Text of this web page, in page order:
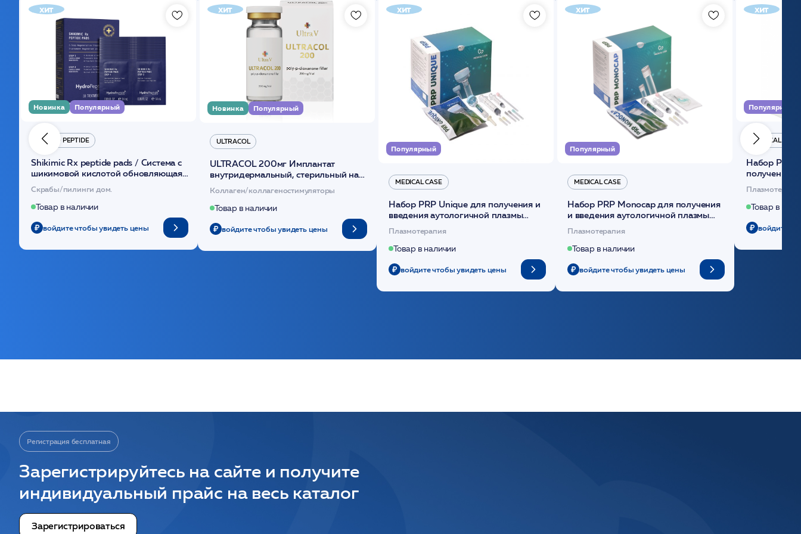
хит
Новинка Популярный
HYDRO PEPTIDE
Shikimic Rx peptide pads / Cистема с
шикимовой кислотой обновляющая
(30шт) /HP
Скрабы/пилинги дом.
Товар в наличии
войдите чтобы увидеть цены
хит
Новинка Популярный
ULTRACOL
ULTRACOL 200мг Имплантат
внутридермальный, стерильный на
основе полидиоксанона /ULTRACOL
Коллаген/коллагеностимуляторы
Товар в наличии
войдите чтобы увидеть цены
хит
Популярный
MEDICAL CASE
Набор PRP Unique для получения и
введения аутологичной плазмы
(саше 1шт)/Medical Case
Плазмотерапия
Товар в наличии
войдите чтобы увидеть цены
хит
Популярный
MEDICAL CASE
Набор PRP Monocap для получения
и введения аутологичной плазмы
(саше 1шт)/Medical Case
Плазмотерапия
Товар в наличии
войдите чтобы увидеть цены
хит
Популярный
MEDICAL CASE
Набор Plasmoactive Стандарт для
получения
плазмы
Товар в
войдите
Регистрация бесплатная
Зарегистрируйтесь на сайте и получите
индивидуальный прайс на весь каталог
Зарегистрироваться